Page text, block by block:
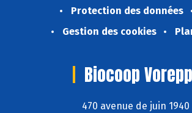
Protection des données
Gestion des cookies
Biocoop
470 avenue de juin 1940